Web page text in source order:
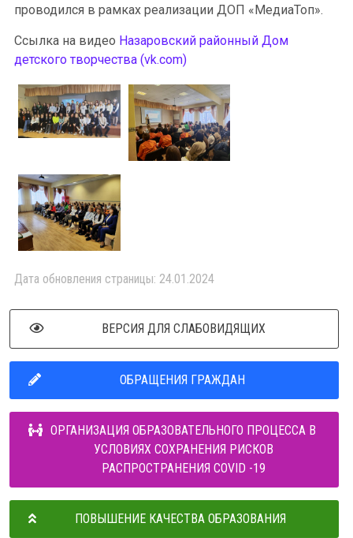
проводился в рамках реализации ДОП «МедиаТоп».
Ссылка на видео Назаровский районный Дом
детского творчества (vk.com)
Дата обновления страницы: 24.01.2024
ВЕРСИЯ ДЛЯ СЛАБОВИДЯЩИХ
ОБРАЩЕНИЯ ГРАЖДАН
ОРГАНИЗАЦИЯ ОБРАЗОВАТЕЛЬНОГО ПРОЦЕССА В
УСЛОВИЯХ СОХРАНЕНИЯ РИСКОВ
РАСПРОСТРАНЕНИЯ COVID -19
ПОВЫШЕНИЕ КАЧЕСТВА ОБРАЗОВАНИЯ